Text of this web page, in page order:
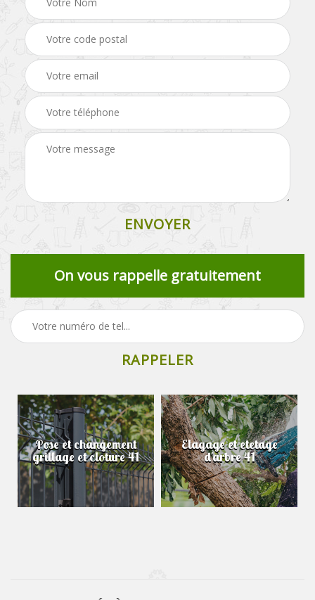
On vous rappelle gratuitement
Pose et changement
grillage et cloture 41
Elagage et etetage
d'arbre 41